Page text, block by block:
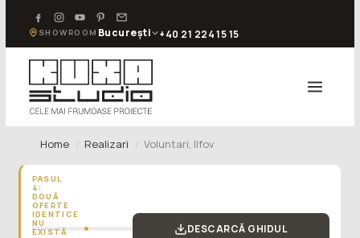
SHOWROOM București +40 21 224 15 15
Home Realizari Voluntari, Ilfov
PASUL
4:
DOUĂ
OFERTE
IDENTICE
NU
EXISTĂ
DESCARCĂ GHIDUL